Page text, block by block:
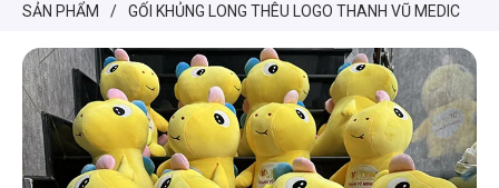
SẢN PHẨM / GỐI KHỦNG LONG THÊU LOGO THANH VŨ MEDIC